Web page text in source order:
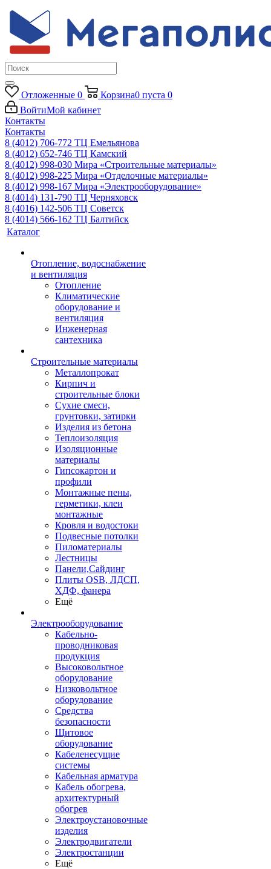
Отложенные 0 Корзина0 пуста 0
ВойтиМой кабинет
Контакты
Контакты
8 (4012) 706-772 ТЦ Емельянова
8 (4012) 652-746 ТЦ Камский
8 (4012) 998-030 Мира «Строительные материалы»
8 (4012) 998-225 Мира «Отделочные материалы»
8 (4012) 998-167 Мира «Электрооборудование»
8 (4014) 131-790 ТЦ Черняховск
8 (4016) 142-506 ТЦ Советск
8 (4014) 566-162 ТЦ Балтийск
Каталог
Отопление, водоснабжение
и вентиляция
Отопление
Климатические
оборудование и
вентиляция
Инженерная
сантехника
Строительные материалы
Металлопрокат
Кирпич и
строительные блоки
Сухие смеси,
грунтовки, затирки
Изделия из бетона
Теплоизоляция
Изоляционные
материалы
Гипсокартон и
профили
Монтажные пены,
герметики, клеи
монтажные
Кровля и водостоки
Подвесные потолки
Пиломатериалы
Лестницы
Панели,Сайдинг
Плиты OSB, ЛДСП,
ХДФ, фанера
Ещё
Электрооборудование
Кабельно-
проводниковая
продукция
Высоковольтное
оборудование
Низковольтное
оборудование
Средства
безопасности
Щитовое
оборудование
Кабеленесущие
системы
Кабельная арматура
Кабель обогрева,
архитектурный
обогрев
Электроустановочные
изделия
Электродвигатели
Электростанции
Ещё